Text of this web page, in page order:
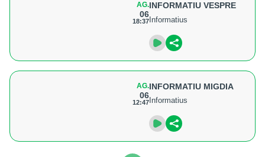
AG.
06
18:37
INFORMATIU VESPRE
Informatius
AG.
06
12:47
INFORMATIU MIGDIA
Informatius